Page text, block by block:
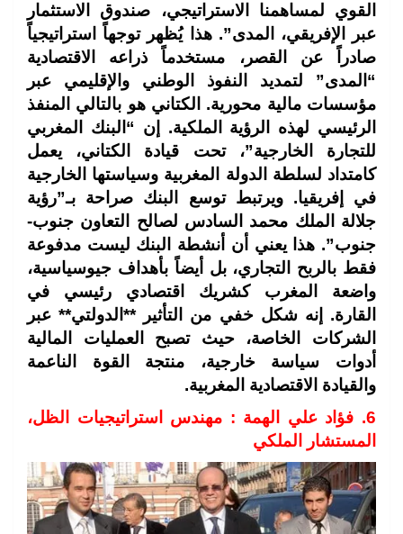
القوي لمساهمنا الاستراتيجي، صندوق الاستثمار
عبر الإفريقي، المدى”. هذا يُظهر توجهاً استراتيجياً
صادراً عن القصر، مستخدماً ذراعه الاقتصادية
“المدى” لتمديد النفوذ الوطني والإقليمي عبر
مؤسسات مالية محورية. الكتاني هو بالتالي المنفذ
الرئيسي لهذه الرؤية الملكية. إن “البنك المغربي
للتجارة الخارجية”، تحت قيادة الكتاني، يعمل
كامتداد لسلطة الدولة المغربية وسياستها الخارجية
في إفريقيا. ويرتبط توسع البنك صراحة بـ”رؤية
جلالة الملك محمد السادس لصالح التعاون جنوب-
جنوب”. هذا يعني أن أنشطة البنك ليست مدفوعة
فقط بالربح التجاري، بل أيضاً بأهداف جيوسياسية،
واضعة المغرب كشريك اقتصادي رئيسي في
القارة. إنه شكل خفي من التأثير **الدولتي** عبر
الشركات الخاصة، حيث تصبح العمليات المالية
أدوات سياسة خارجية، منتجة القوة الناعمة
والقيادة الاقتصادية المغربية.
6. فؤاد علي الهمة : مهندس استراتيجيات الظل،
المستشار الملكي